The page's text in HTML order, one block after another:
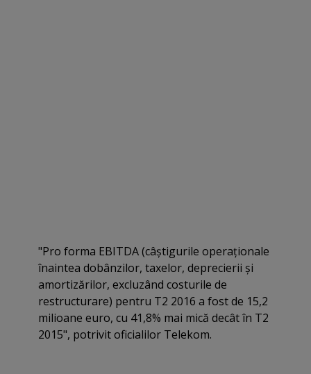
"Pro forma EBITDA (câştigurile operaţionale
înaintea dobânzilor, taxelor, deprecierii şi
amortizărilor, excluzând costurile de
restructurare) pentru T2 2016 a fost de 15,2
milioane euro, cu 41,8% mai mică decât în T2
2015", potrivit oficialilor Telekom.